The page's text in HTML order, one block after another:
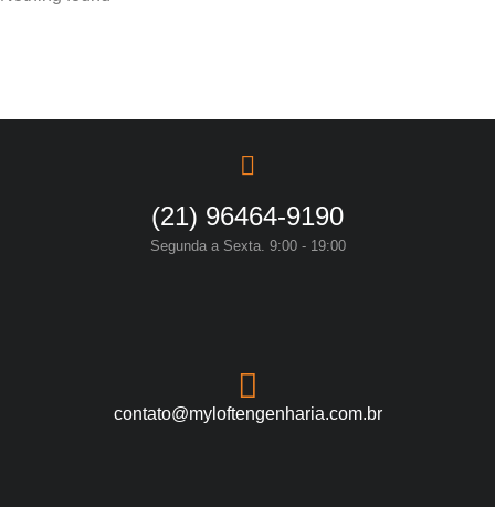
(21) 96464-9190
Segunda a Sexta. 9:00 - 19:00
contato@myloftengenharia.com.br